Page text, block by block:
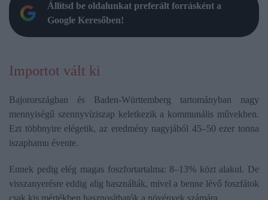
Állítsd be oldalunkat preferált forrásként a
Google Keresőben!
Importot vált ki
Bajorországban és Baden-Württemberg tartományban nagy
mennyiségű szennyvíziszap keletkezik a kommunális művekben.
Ezt többnyire elégetik, az eredmény nagyjából 45–50 ezer tonna
iszaphamu évente.
Ennek pedig elég magas foszfortartalma: 8–13% közt alakul. De
visszanyerésre eddig alig használták, mivel a benne lévő foszfátok